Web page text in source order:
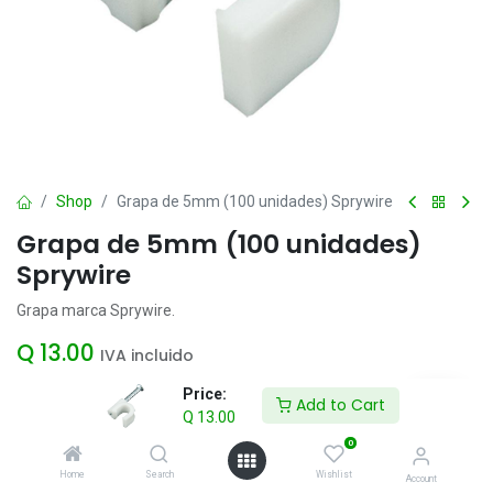
Price:
Q 13.00
Add to Cart
Home Search
0
Wishlist Account
Shop Grapa de 5mm (100 unidades) Sprywire
Grapa de 5mm (100 unidades)
Sprywire
Grapa marca Sprywire.
Q 13.00 IVA incluido
Add to Cart
Agregar a la lista de deseos